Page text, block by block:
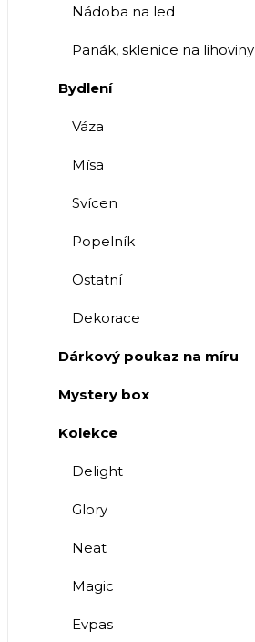
Nádoba na led
Panák, sklenice na lihoviny
Bydlení
Váza
Mísa
Svícen
Popelník
Ostatní
Dekorace
Dárkový poukaz na míru
Mystery box
Kolekce
Delight
Glory
Neat
Magic
Evpas